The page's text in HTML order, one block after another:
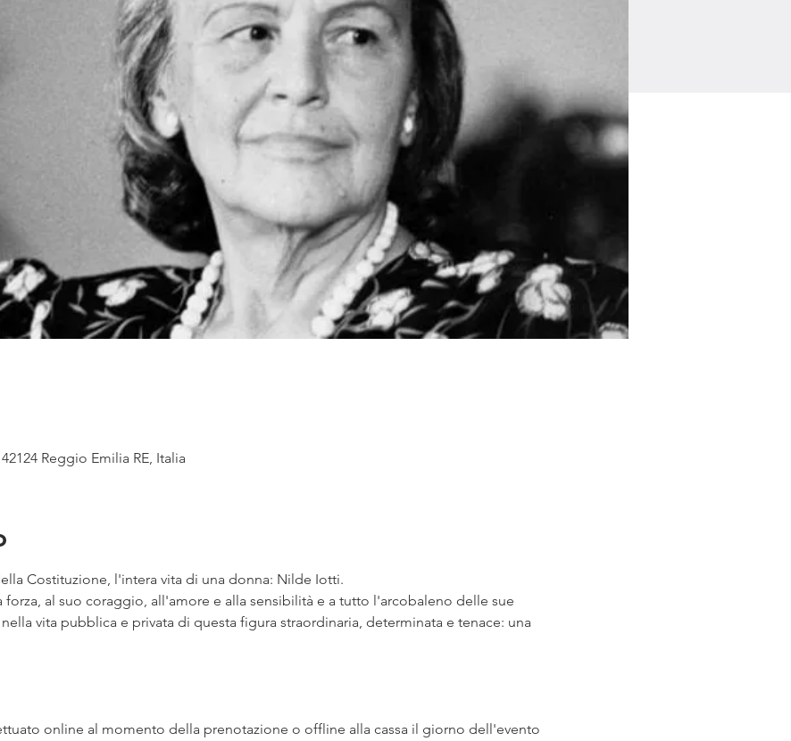
Reggio Emilia RE, Italia
Costituzione, l'intera vita di una donna: Nilde Iotti.
forza, al suo coraggio, all'amore e alla sensibilità e a tutto l'arcobaleno delle sue
vita pubblica e privata di questa figura straordinaria, determinata e tenace: una
online al momento della prenotazione o offline alla cassa il giorno dell'evento